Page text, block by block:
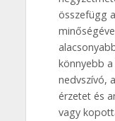
összefügg
könnyebb
nedvszívó,
érzetet és
vagy